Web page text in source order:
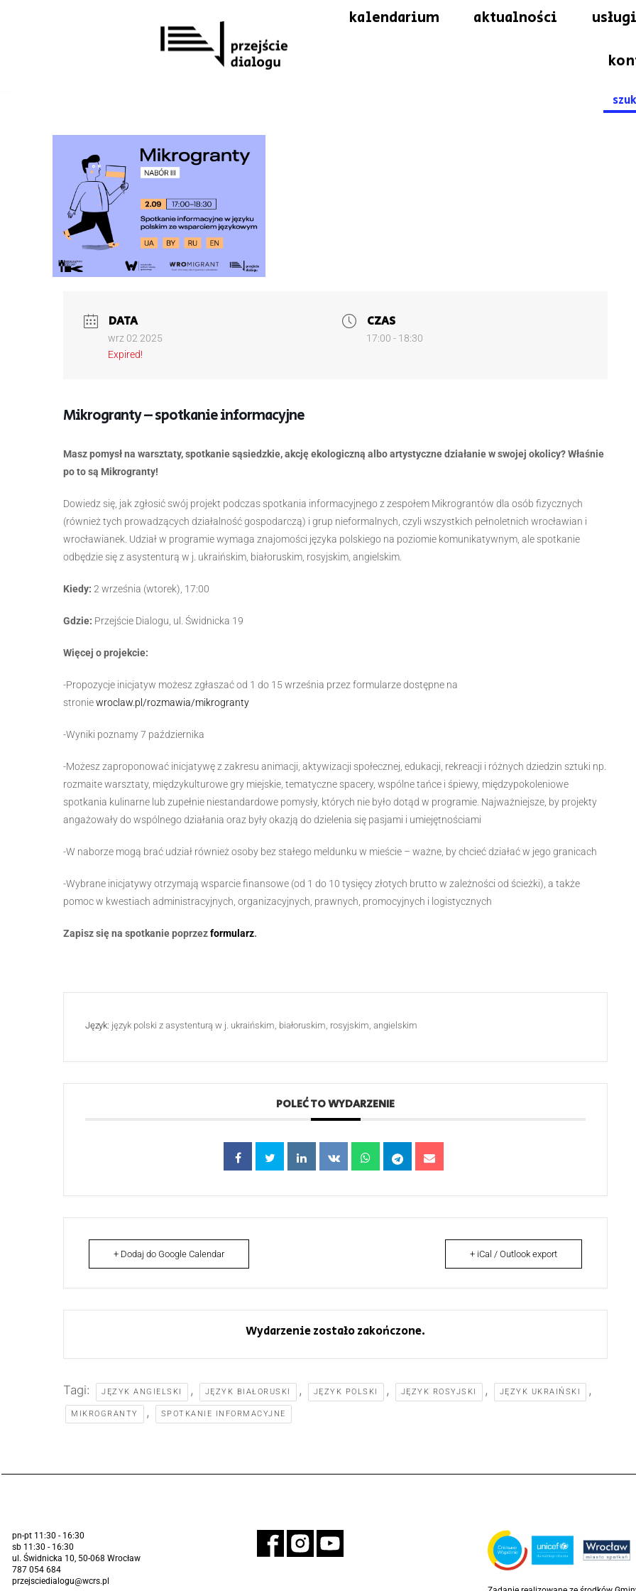
kalendarium aktualności
for:
DATA
wrz 02 2025
Expired!
CZAS
17:00 - 18:30
Mikrogranty – spotkanie informacyjne
Masz pomysł na warsztaty, spotkanie sąsiedzkie, akcję ekologiczną albo artystyczne działanie w swojej okolicy? Właśnie
po to są Mikrogranty!
Dowiedz się, jak zgłosić swój projekt podczas spotkania informacyjnego z zespołem Mikrograntów dla osób fizycznych
(również tych prowadzących działalność gospodarczą) i grup nieformalnych, czyli wszystkich pełnoletnich wrocławian i
wrocławianek. Udział w programie wymaga znajomości języka polskiego na poziomie komunikatywnym, ale spotkanie
odbędzie się z asystenturą w j. ukraińskim, białoruskim, rosyjskim, angielskim.
Kiedy: 2 września (wtorek), 17:00
Gdzie: Przejście Dialogu, ul. Świdnicka 19
Więcej o projekcie:
-Propozycje inicjatyw możesz zgłaszać od 1 do 15 września przez formularze dostępne na
stroniewroclaw.pl/rozmawia/mikrogranty
-Wyniki poznamy 7 października
-Możesz zaproponować inicjatywę z zakresu animacji, aktywizacji społecznej, edukacji, rekreacji i różnych dziedzin sztuki np.
rozmaite warsztaty, międzykulturowe gry miejskie, tematyczne spacery, wspólne tańce i śpiewy, międzypokoleniowe
spotkania kulinarne lub zupełnie niestandardowe pomysły, których nie było dotąd w programie. Najważniejsze, by projekty
angażowały do wspólnego działania oraz były okazją do dzielenia się pasjami i umiejętnościami
-W naborze mogą brać udział również osoby bez stałego meldunku w mieście – ważne, by chcieć działać w jego granicach
-Wybrane inicjatywy otrzymają wsparcie finansowe (od 1 do 10 tysięcy złotych brutto w zależności od ścieżki), a także
pomoc w kwestiach administracyjnych, organizacyjnych, prawnych, promocyjnych i logistycznych
Zapisz się na spotkanie poprzezformularz.
Język: język polski z asystenturą w j. ukraińskim, białoruskim, rosyjskim, angielskim
POLEĆ TO WYDARZENIE
+ Dodaj do Google Calendar + iCal / Outlook export
Wydarzenie zostało zakończone.
Tagi: JĘZYK ANGIELSKI , JĘZYK BIAŁORUSKI , JĘZYK POLSKI , JĘZYK ROSYJSKI , JĘZYK UKRAIŃSKI ,
MIKROGRANTY , SPOTKANIE INFORMACYJNE
pn-pt 11:30 - 16:30
sb 11:30 - 16:30
ul. Świdnicka 10, 50-068 Wrocław
787 054 684
przejsciedialogu@wcrs.pl